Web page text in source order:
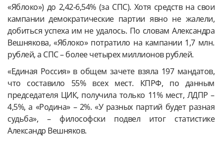
«Яблоко») до 2,42-6,54% (за СПС). Хотя средств на свои
кампании демократические партии явно не жалели,
добиться успеха им не удалось. По словам Александра
Вешнякова, «Яблоко» потратило на кампании 1,7 млн.
рублей, а СПС – более четырех миллионов рублей.
«Единая Россия» в общем зачете взяла 197 мандатов,
что составило 55% всех мест. КПРФ, по данным
председателя ЦИК, получила только 11% мест, ЛДПР –
4,5%, а «Родина» – 2%. «У разных партий будет разная
судьба», – философски подвел итог статистике
Александр Вешняков.